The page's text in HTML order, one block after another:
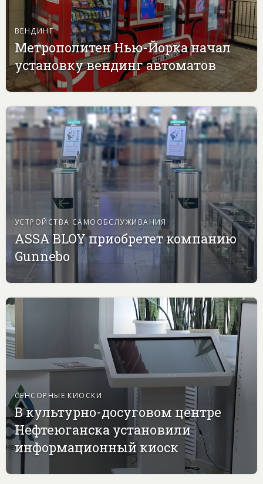
ВЕНДИНГ
Метрополитен Нью-Йорка начал
установку вендинг автоматов
УСТРОЙСТВА САМООБСЛУЖИВАНИЯ
ASSA BLOY приобретет компанию
Gunnebo
СЕНСОРНЫЕ КИОСКИ
В культурно-досуговом центре
Нефтеюганска установили
информационный киоск